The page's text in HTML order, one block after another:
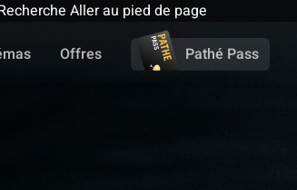
Aller au pied de page
Offres Pathé Pass